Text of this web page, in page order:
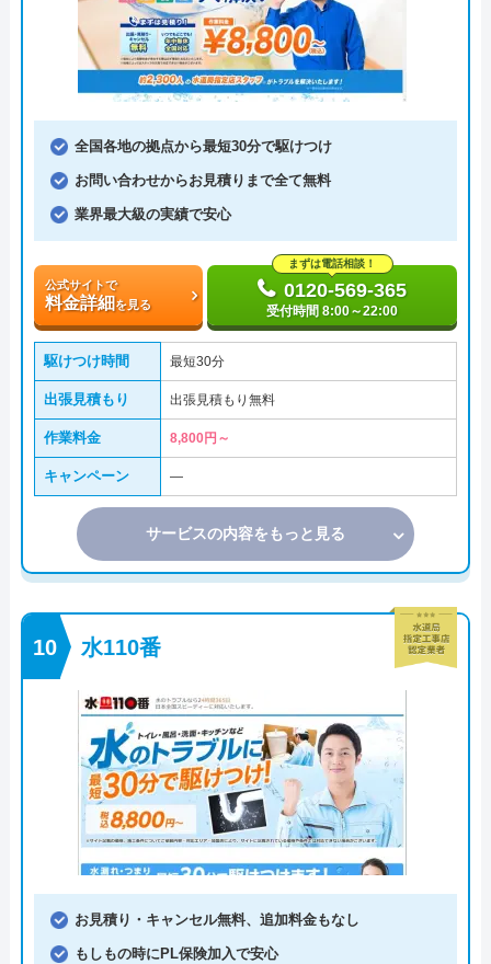
全国各地の拠点から最短30分で駆けつけ
お問い合わせからお見積りまで全て無料
業界最大級の実績で安心
公式サイトで
料金詳細を見る
まずは電話相談！
0120-569-365
受付時間 8:00～22:00
駆けつけ時間 最短30分
出張見積もり 出張見積もり無料
作業料金 8,800円～
キャンペーン ―
サービスの内容をもっと見る
水110番
お見積り・キャンセル無料、追加料金もなし
もしもの時にPL保険加入で安心